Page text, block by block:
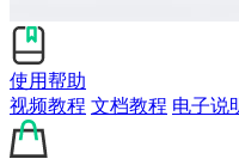
使用帮助
视频教程 文档教程 电子说